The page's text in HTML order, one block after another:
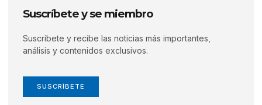
Suscríbete y se miembro
Suscríbete y recibe las noticias más importantes,
análisis y contenidos exclusivos.
SUSCRÍBETE